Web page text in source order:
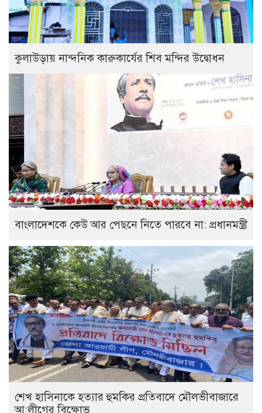
কুলাউড়ায় নান্দনিক কারুকার্যের শিব মন্দির উদ্বোধন
বাংলাদেশকে কেউ আর পেছনে নিতে পারবে না: প্রধানমন্ত্রী
শেখ হাসিনাকে হত্যার হুমকির প্রতিবাদে মৌলভীবাজারে
আ:লীগের বিক্ষোভ